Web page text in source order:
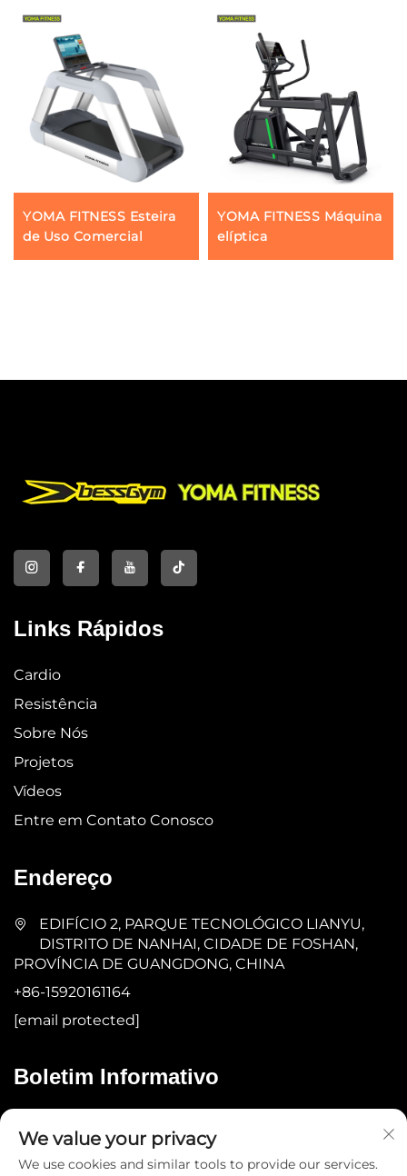
YOMA FITNESS Esteira
de Uso Comercial
YOMA FITNESS Máquina
elíptica
Links Rápidos
Cardio
Resistência
Sobre Nós
Projetos
Vídeos
Entre em Contato Conosco
Endereço
EDIFÍCIO 2, PARQUE TECNOLÓGICO LIANYU,
DISTRITO DE NANHAI, CIDADE DE FOSHAN,
PROVÍNCIA DE GUANGDONG, CHINA
+86-15920161164
[email protected]
Boletim Informativo
We value your privacy
We use cookies and similar tools to provide our services.